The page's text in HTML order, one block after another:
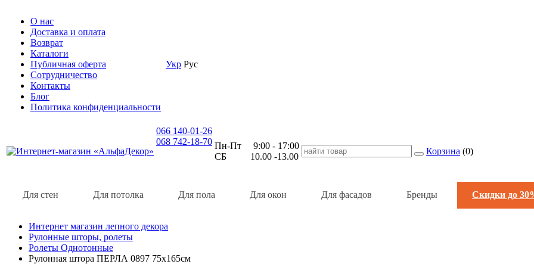
О нас
Доставка и оплата
Возврат
Каталоги
Публичная оферта
Сотрудничество
Контакты
Блог
Политика конфиденциальности
Укр Рус
066 140-01-26
068 742-18-70 Пн-Пт 9:00 - 17:00
СБ 10.00 -13.00
Корзина (0)
Для стен Для потолка Для пола Для окон Для фасадов Бренды Скидки до
Интернет магазин лепного декора
Рулонные шторы, ролеты
Ролеты Однотонные
Рулонная штора ПЕРЛА 0897 75х165см